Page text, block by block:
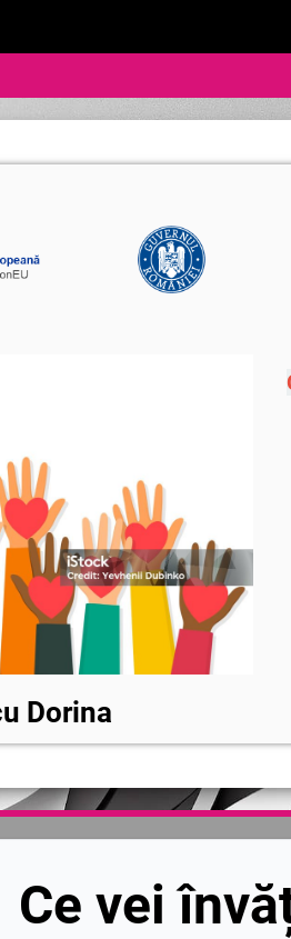
Dorina
Ce vei